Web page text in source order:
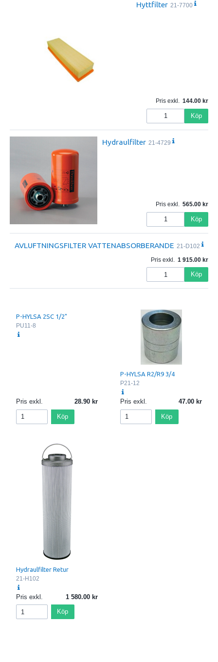
Hyttfilter 21-7700
Pris exkl. 144.00
Köp
Hydraulfilter 21-4729
Pris exkl. 565.00
Köp
AVLUFTNINGSFILTER VATTENABSORBERANDE 21-D102
Pris exkl.
1 915.00
Köp
P-HYLSA 2SC 1/2"
PU11-8
Pris exkl. 28.90
Köp
P-HYLSA R2/R9 3/4
P21-12
Pris exkl. 47.00
Köp
Hydraulfilter Retur
21-H102
Pris exkl. 1 580.00
Köp